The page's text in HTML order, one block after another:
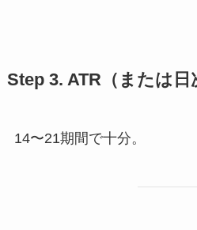
Step 3. ATR（または日
14〜21期間で十分。